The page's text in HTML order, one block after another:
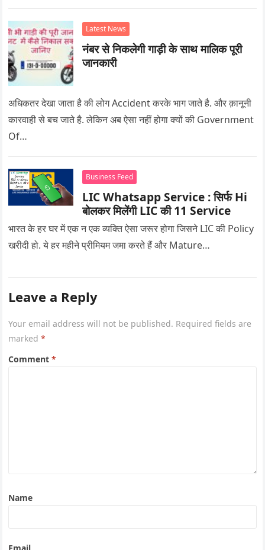
Latest News
नंबर से निकलेगी गाड़ी के साथ मालिक पूरी
जानकारी
अधिकतर देखा जाता है की लोग Accident करके भाग जाते है. और क़ानूनी
कारवाही से बच जाते है. लेकिन अब ऐसा नहीं होगा क्यों की Government
Of…
Business Feed
LIC Whatsapp Service : सिर्फ Hi
बोलकर मिलेंगी LIC की 11 Service
भारत के हर घर में एक न एक व्यक्ति ऐसा जरूर होगा जिसने LIC की Policy
खरीदी हो. ये हर महीने प्रीमियम जमा करते हैं और Mature…
Leave a Reply
Your email address will not be published. Required fields are
marked*
Comment*
Name